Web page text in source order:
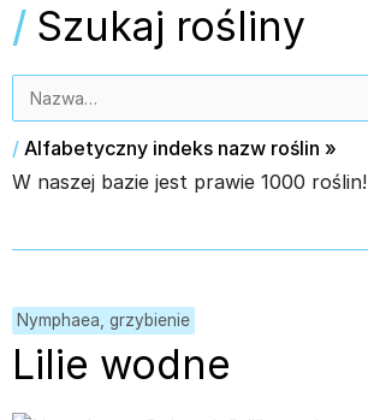
/ Szukaj rośliny
/ Alfabetyczny indeks nazw roślin »
W naszej bazie jest prawie 1000 roślin!
Nymphaea, grzybienie
Lilie wodne